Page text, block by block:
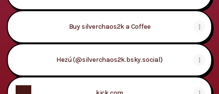
Buy silverchaos2k a Coffee
Hezú (@silverchaos2k.bsky.social)